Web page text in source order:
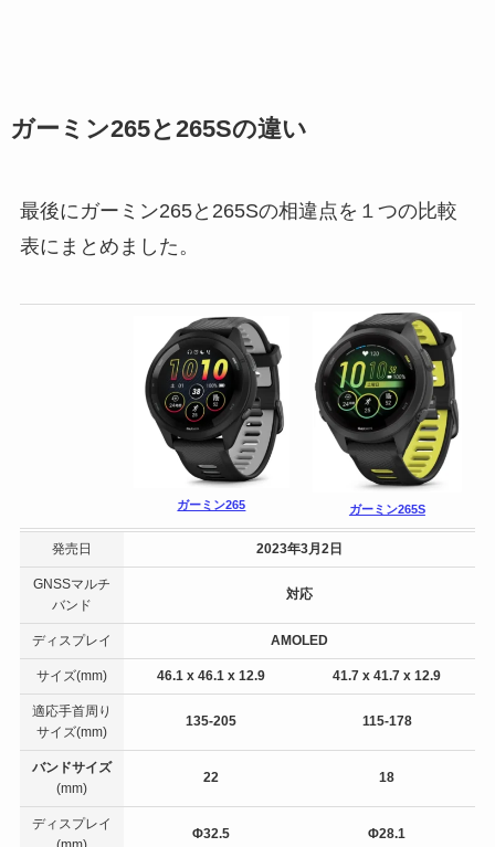
ガーミン265と265Sの違い
最後にガーミン265と265Sの相違点を１つの比較
表にまとめました。
ガーミン265 ガーミン265S
発売日 2023年3月2日
GNSSマルチ
バンド
対応
ディスプレイ AMOLED
サイズ(mm) 46.1 x 46.1 x 12.9 41.7 x 41.7 x 12.9
適応手首周り
サイズ(mm)
135-205 115-178
バンドサイズ
(mm)
22 18
ディスプレイ
Φ32.5 Φ28.1